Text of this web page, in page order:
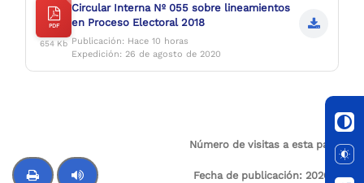
PDF
654 Kb
Circular Interna Nº 055 sobre lineamientos
en Proceso Electoral 2018
Publicación: Hace 10 horas
Expedición: 26 de agosto de 2020
Número de visitas a esta página:
59
Fecha de publicación: 2026-01-